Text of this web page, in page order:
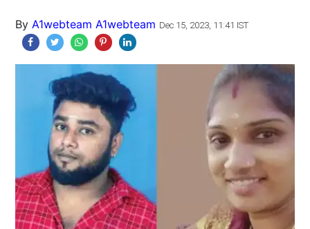
By A1webteam A1webteam Dec 15, 2023, 11:41 IST